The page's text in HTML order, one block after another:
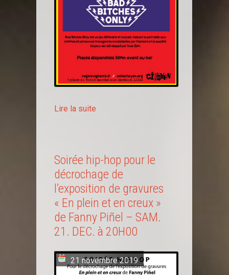
Lire la suite
Soirée hip-hop pour le
décrochage de
l’exposition de gravures
« En plein et en creux »
de Fanny Piñel – SAM.
21. DEC. à 20H00
21 novembre 2019